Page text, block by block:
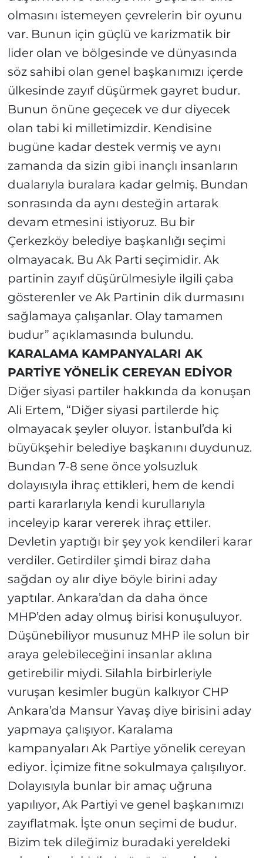
olmasını istemeyen çevrelerin bir oyunu
var. Bunun için güçlü ve karizmatik bir
lider olan ve bölgesinde ve dünyasında
söz sahibi olan genel başkanımızı içerde
ülkesinde zayıf düşürmek gayret budur.
Bunun önüne geçecek ve dur diyecek
olan tabi ki milletimizdir. Kendisine
bugüne kadar destek vermiş ve aynı
zamanda da sizin gibi inançlı insanların
dualarıyla buralara kadar gelmiş. Bundan
sonrasında da aynı desteğin artarak
devam etmesini istiyoruz. Bu bir
Çerkezköy belediye başkanlığı seçimi
olmayacak. Bu Ak Parti seçimidir. Ak
partinin zayıf düşürülmesiyle ilgili çaba
gösterenler ve Ak Partinin dik durmasını
sağlamaya çalışanlar. Olay tamamen
budur” açıklamasında bulundu.
KARALAMA KAMPANYALARI AK
PARTİYE YÖNELİK CEREYAN EDİYOR
Diğer siyasi partiler hakkında da konuşan
Ali Ertem, “Diğer siyasi partilerde hiç
olmayacak şeyler oluyor. İstanbul’da ki
büyükşehir belediye başkanını duydunuz.
Bundan 7-8 sene önce yolsuzluk
dolayısıyla ihraç ettikleri, hem de kendi
parti kararlarıyla kendi kurullarıyla
inceleyip karar vererek ihraç ettiler.
Devletin yaptığı bir şey yok kendileri karar
verdiler. Getirdiler şimdi biraz daha
sağdan oy alır diye böyle birini aday
yaptılar. Ankara’dan da daha önce
MHP’den aday olmuş birisi konuşuluyor.
Düşünebiliyor musunuz MHP ile solun bir
araya gelebileceğini insanlar aklına
getirebilir miydi. Silahla birbirleriyle
vuruşan kesimler bugün kalkıyor CHP
Ankara’da Mansur Yavaş diye birisini aday
yapmaya çalışıyor. Karalama
kampanyaları Ak Partiye yönelik cereyan
ediyor. İçimize fitne sokulmaya çalışılıyor.
Dolayısıyla bunlar bir amaç uğruna
yapılıyor, Ak Partiyi ve genel başkanımızı
zayıflatmak. İşte onun seçimi de budur.
Bizim tek dileğimiz buradaki yereldeki